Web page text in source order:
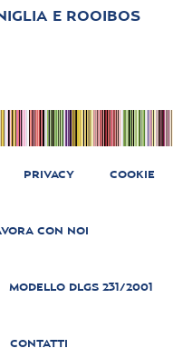
E ROOIBOS
PRIVACY COOKIE
CON NOI
MODELLO DLGS 231/2001
CONTATTI